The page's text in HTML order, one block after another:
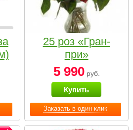
Заказать в один клик
25 роз «Гран-
при»
5 990руб.
Купить